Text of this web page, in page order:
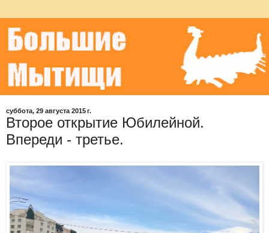
суббота, 29 августа 2015 г.
Второе открытие Юбилейной.
Впереди - третье.